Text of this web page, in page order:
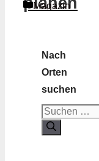
Kategorien
Magazin
Nach
Orten
suchen
Suchen
nach: